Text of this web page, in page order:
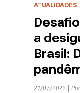
ATUALIDADES
a
Brasil:
21/07/2022 Por